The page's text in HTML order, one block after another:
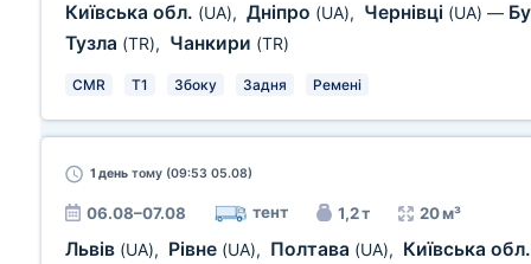
Київська обл. (UA), Дніпро (UA), Чернівці (UA) —
Тузла (TR), Чанкири (TR)
CMR T1 Збоку Задня Ремені
1 день тому (09:53 05.08)
06.08–07.08 тент 1,2 т 20 м³
Львів (UA), Рівне (UA), Полтава (UA), Київська